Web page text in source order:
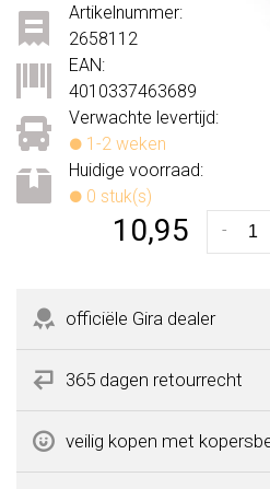
Verwachte levertijd:
1-2 weken
Huidige voorraad:
0 stuk(s)
Artikelnummer:
2658112
EAN:
4010337463689
10,95 -
officiële Gira dealer
365 dagen retourrecht
veilig kopen met